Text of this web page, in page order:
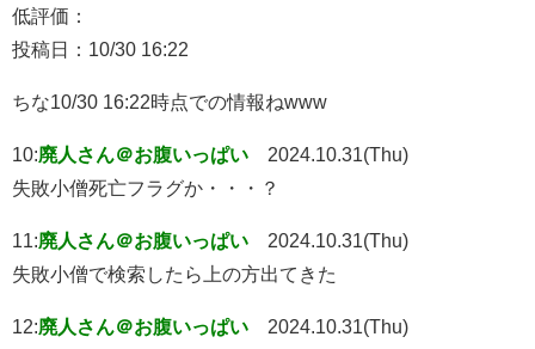
低評価：
投稿日：10/30 16:22
ちな10/30 16:22時点での情報ねwww
10:廃人さん＠お腹いっぱい
2024.10.31(Thu)
失敗小僧死亡フラグか・・・？
11:廃人さん＠お腹いっぱい
2024.10.31(Thu)
失敗小僧で検索したら上の方出てきた
12:廃人さん＠お腹いっぱい
2024.10.31(Thu)